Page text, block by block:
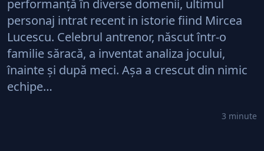
performanţă în diverse domenii, ultimul
personaj intrat recent in istorie fiind Mircea
Lucescu. Celebrul antrenor, născut într-o
familie săracă, a inventat analiza jocului,
înainte şi după meci. Aşa a crescut din nimic
echipe…
3 minute